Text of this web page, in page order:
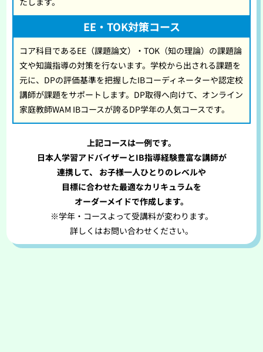
EE・TOK対策コース
コア科目であるEE（課題論文）・TOK（知の理論）の課題論
文や知識指導の対策を行ないます。学校から出される課題を
元に、DPの評価基準を把握したIBコーディネーターや認定校
講師が課題をサポートします。DP取得へ向けて、オンライン
家庭教師WAM IBコースが誇るDP学年の人気コースです。
上記コースは一例です。
日本人学習アドバイザーとIB指導経験豊富な講師が
連携して、
お子様一人ひとりのレベルや
目標に合わせた最適なカリキュラムを
オーダーメイドで作成します。
※学年・コースよって受講料が変わります。
詳しくはお問い合わせください。